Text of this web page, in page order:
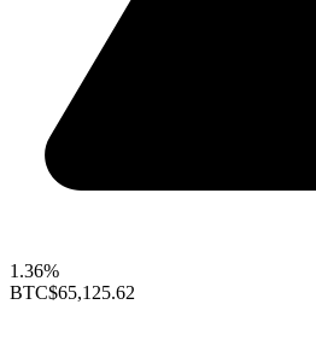
1.36%
BTC$65,125.62